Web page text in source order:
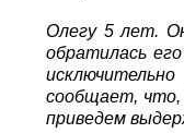
Олегу 5 лет.
обратилась
сообщает, что,
приведем